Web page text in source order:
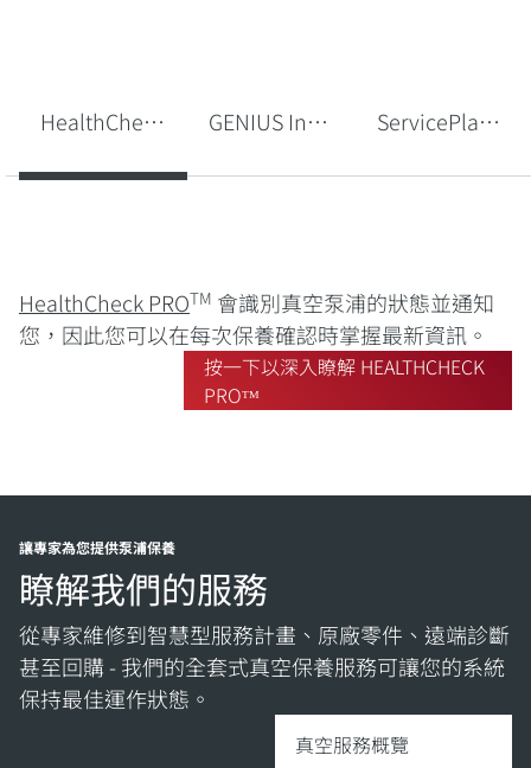
HealthCheck PROᵀᴹ GENIUS Instant Insightsᵀᴹ ServicePlanᵀᴹ
HealthCheck PROTM 會識別真空泵浦的狀態並通知
您，因此您可以在每次保養確認時掌握最新資訊。
按一下以深入瞭解 HEALTHCHECK
PROᵀᴹ
讓專家為您提供泵浦保養
瞭解我們的服務
從專家維修到智慧型服務計畫、原廠零件、遠端診斷
甚至回購 - 我們的全套式真空保養服務可讓您的系統
保持最佳運作狀態。
真空服務概覽